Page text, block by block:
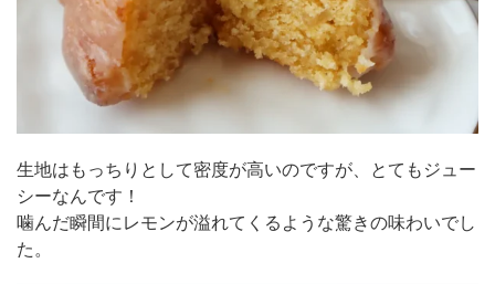
生地はもっちりとして密度が高いのですが、とてもジュー
シーなんです！
噛んだ瞬間にレモンが溢れてくるような驚きの味わいでし
た。